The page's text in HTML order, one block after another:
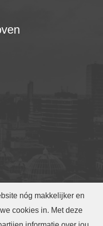
nóg makkelijker en
cookies in. Met deze